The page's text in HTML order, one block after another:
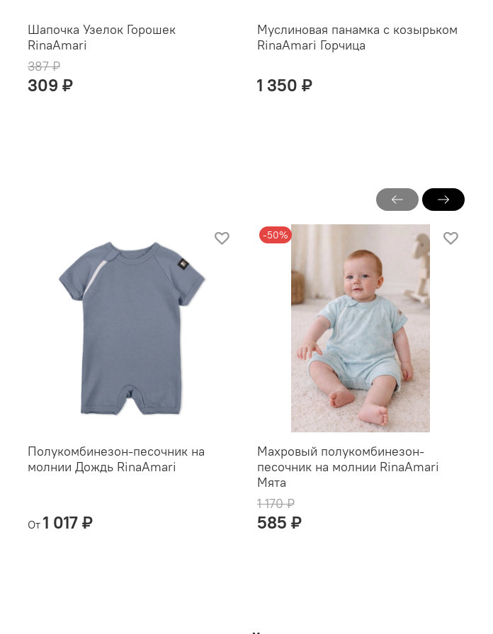
Шапочка Узелок Горошек
RinaAmari
387 ₽
309 ₽
Муслиновая панамка с козырьком
RinaAmari Горчица
1 350 ₽
Полукомбинезон-песочник на
молнии Дождь RinaAmari
От 1 017 ₽
-50%
Махровый полукомбинезон-
песочник на молнии RinaAmari
Мята
1 170 ₽
585 ₽